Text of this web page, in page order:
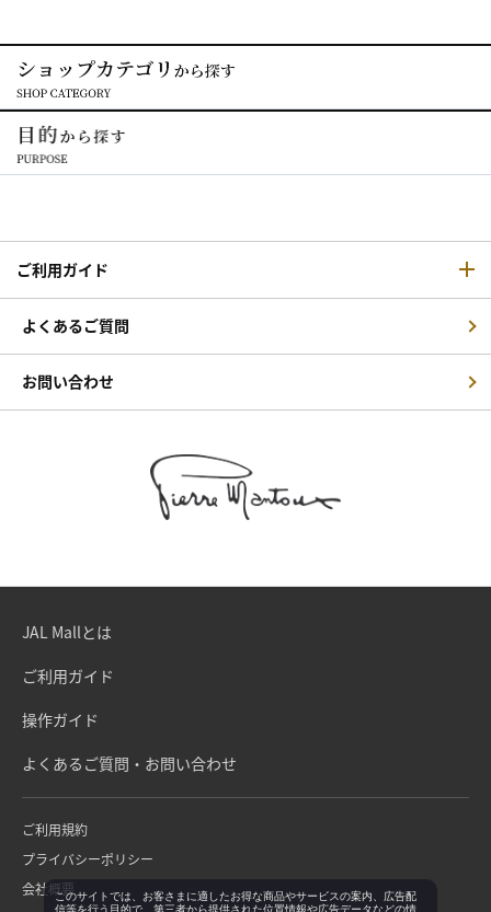
ご利用ガイド
よくあるご質問
お問い合わせ
JAL Mallとは
ご利用ガイド
操作ガイド
よくあるご質問・お問い合わせ
ご利用規約
プライバシーポリシー
会社概要このサイトでは、お客さまに適したお得な商品やサービスの案内、広告配
信等を行う目的で、第三者から提供された位置情報や広告データなどの情